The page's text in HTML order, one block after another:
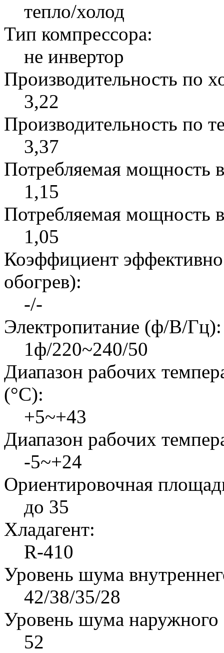
тепло/холод
Тип компрессора:
не инвертор
Производительность по
3,22
Производительность по
3,37
Потребляемая мощность
1,15
Потребляемая мощность
1,05
Коэффициент
обогрев):
-/-
Электропитание (ф/В/Гц):
1ф/220~240/50
Диапазон рабочих
(°C):
+5~+43
Диапазон рабочих
-5~+24
Ориентировочная
до 35
Хладагент:
R-410
Уровень шума
42/38/35/28
Уровень шума
52